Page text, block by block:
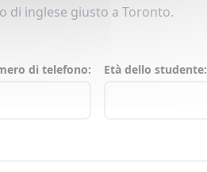
di inglese giusto a Toronto.
di telefono: Età dello studente: